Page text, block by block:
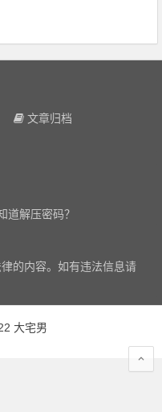
文章归档
道解压密码？
的内容。如有违法信息请
大宅男